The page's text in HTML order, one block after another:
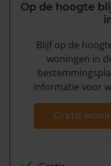
Op de hoogte
Blijf op de
woningen in
informatie voor
Gratis